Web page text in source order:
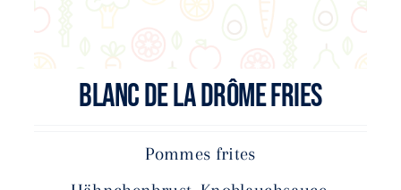
BLANC DE LA DRÔME FRIES
Pommes frites